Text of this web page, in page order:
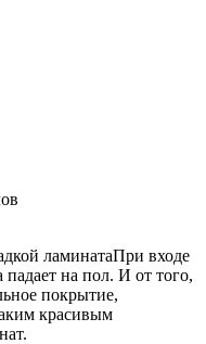
При входе
на пол. И от того,
покрытие,
красивым